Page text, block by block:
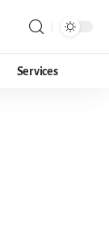
Services